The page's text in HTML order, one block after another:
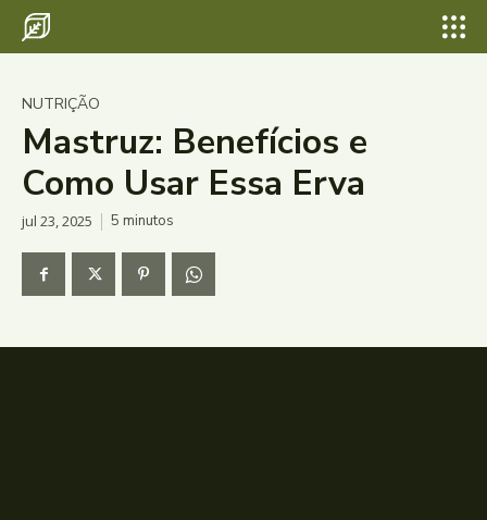
NUTRIÇÃO
Mastruz: Benefícios e
Como Usar Essa Erva
jul 23, 2025 5 minutos